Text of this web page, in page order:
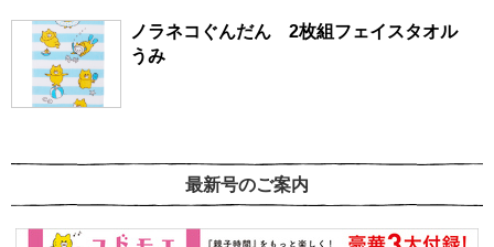
ノラネコぐんだん 2枚組フェイスタオル
うみ
最新号のご案内